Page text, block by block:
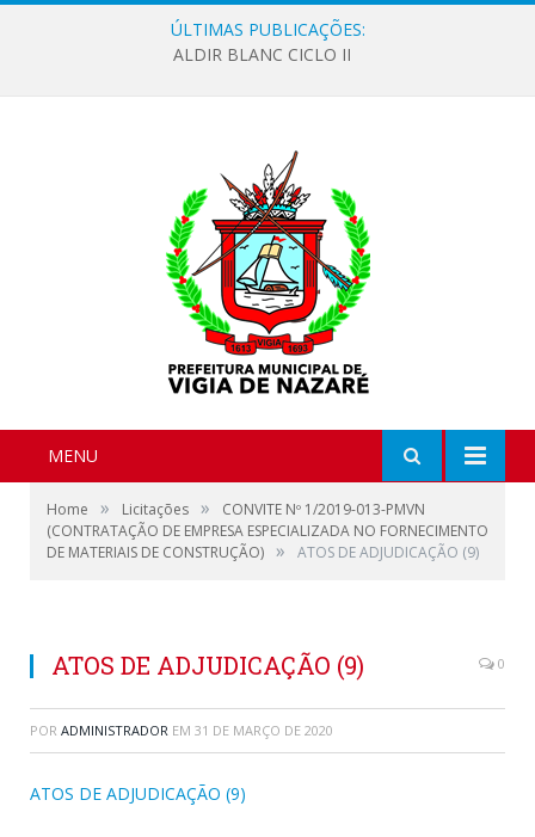
ÚLTIMAS PUBLICAÇÕES:
ALDIR BLANC CICLO II
MENU
Home » Licitações »
CONVITE Nº 1/2019-013-PMVN
(CONTRATAÇÃO DE EMPRESA ESPECIALIZADA NO FORNECIMENTO
DE MATERIAIS DE CONSTRUÇÃO) » ATOS DE ADJUDICAÇÃO (9)
ATOS DE ADJUDICAÇÃO (9) 0
POR ADMINISTRADOR EM 31 DE MARÇO DE 2020
ATOS DE ADJUDICAÇÃO (9)